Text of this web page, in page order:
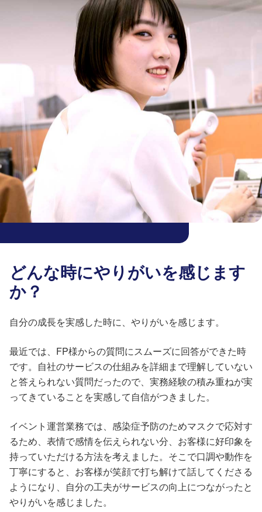
どんな時にやりがいを感じます
か？
自分の成長を実感した時に、やりがいを感じます。
最近では、FP様からの質問にスムーズに回答ができた時
です。自社のサービスの仕組みを詳細まで理解していない
と答えられない質問だったので、実務経験の積み重ねが実
ってきていることを実感して自信がつきました。
イベント運営業務では、感染症予防のためマスクで応対す
るため、表情で感情を伝えられない分、お客様に好印象を
持っていただける方法を考えました。そこで口調や動作を
丁寧にすると、お客様が笑顔で打ち解けて話してくださる
ようになり、自分の工夫がサービスの向上につながったと
やりがいを感じました。